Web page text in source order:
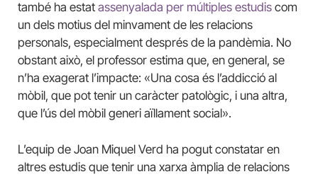
també ha estat assenyalada per múltiples estudis com
un dels motius del minvament de les relacions
personals, especialment després de la pandèmia. No
obstant això, el professor estima que, en general, se
n’ha exagerat l’impacte: «Una cosa és l’addicció al
mòbil, que pot tenir un caràcter patològic, i una altra,
que l’ús del mòbil generi aïllament social».
L’equip de Joan Miquel Verd ha pogut constatar en
altres estudis que tenir una xarxa àmplia de relacions